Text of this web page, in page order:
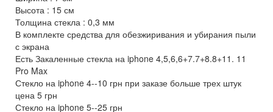
Высота : 15 см
Толщина стекла : 0,3 мм
В комплекте средства для обезжиривания и убирания пыли
с экрана
Есть Закаленные стекла на iphone 4,5,6,6+7.7+8.8+11. 11
Pro Max
Стекло на iphone 4--10 грн при заказе больше трех штук
цена 5 грн
Стекло на iphone 5--25 грн